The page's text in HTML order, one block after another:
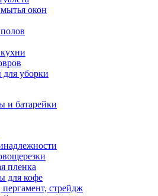
окон
уборки
и батарейки
пленка
для кофе
стрейдж